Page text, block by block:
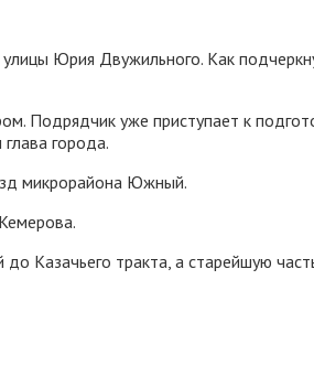
Юрия Двужильного. Как
Подрядчик уже приступает к
города.
микрорайона Южный.
Казачьего тракта, а старейшую